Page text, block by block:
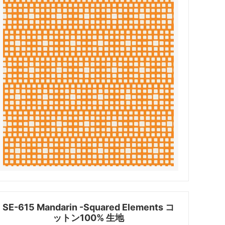
SE-615 Mandarin -Squared Elements コ
ットン100% 生地